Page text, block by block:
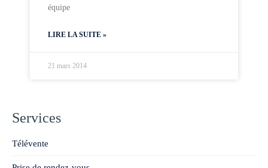
équipe
LIRE LA SUITE »
21 mars 2014
Services
Télévente